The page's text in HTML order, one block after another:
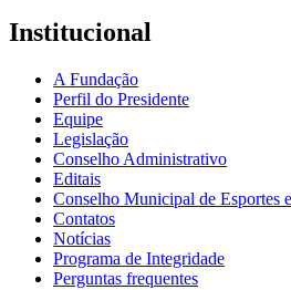
Institucional
A Fundação
Perfil do Presidente
Equipe
Legislação
Conselho Administrativo
Editais
Conselho Municipal de Esportes
Contatos
Notícias
Programa de Integridade
Perguntas frequentes